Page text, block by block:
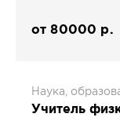
от 80000 р.
Наука,
Учитель